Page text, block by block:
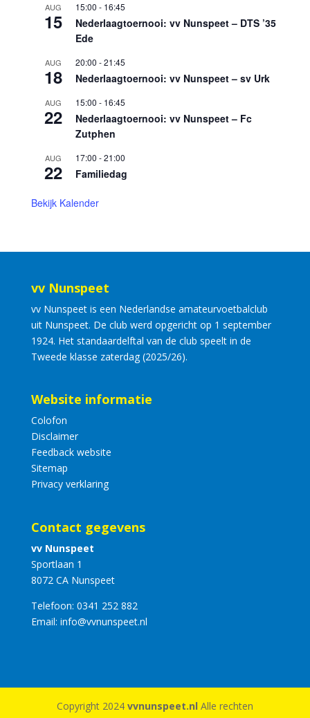
AUG
15
15:00 - 16:45
Nederlaagtoernooi: vv Nunspeet – DTS ’35
Ede
AUG
18
20:00 -21:45
Nederlaagtoernooi: vv Nunspeet – sv Urk
AUG
22
15:00 - 16:45
Nederlaagtoernooi: vv Nunspeet – Fc
Zutphen
AUG
22
17:00 -21:00
Familiedag
Bekijk Kalender
vv Nunspeet
vv Nunspeet is een Nederlandse amateurvoetbalclub
uit Nunspeet. De club werd opgericht op 1 september
1924. Het standaardelftal van de club speelt in de
Tweede klasse zaterdag (2025/26).
Website informatie
Colofon
Disclaimer
Feedback website
Sitemap
Privacy verklaring
Contact gegevens
vv Nunspeet
Sportlaan 1
8072 CA Nunspeet
Telefoon: 0341 252 882
Email: info@vvnunspeet.nl
Copyright 2024 vvnunspeet.nl Alle rechten